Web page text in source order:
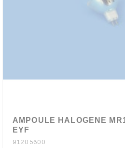
AMPOULE HALOGENE
EYF
91205600